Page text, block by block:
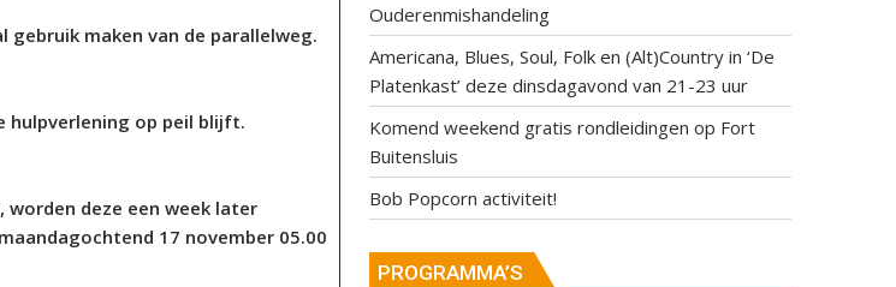
maken van de parallelweg.
hulpverlening op peil blijft.
deze een week later
17 november 05.00
Ouderenmishandeling
Americana, Blues, Soul, Folk en (Alt)Country in ‘De
Platenkast’ deze dinsdagavond van 21-23 uur
Komend weekend gratis rondleidingen op Fort
Buitensluis
Bob Popcorn activiteit!
PROGRAMMA’S